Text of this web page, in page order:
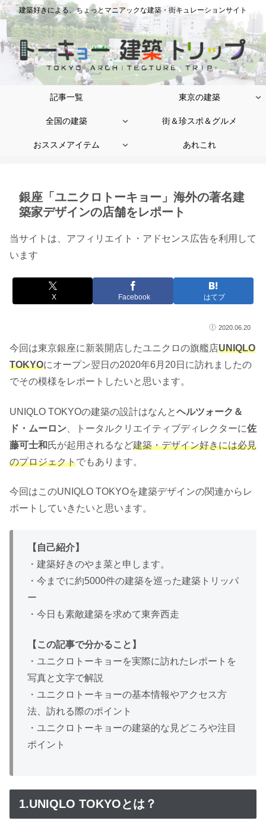
建築好きによる、ちょっとマニアックな建築・街キュレーションサイト
記事一覧 東京の建築
全国の建築 街＆珍スポ＆グルメ
おススメアイテム あれこれ
銀座「ユニクロトーキョー」海外の著名建
築家デザインの店舗をレポート
当サイトは、アフィリエイト・アドセンス広告を利用して
います
X Facebook はてブ
2020.06.20
今回は東京銀座に新装開店したユニクロの旗艦店UNIQLO
TOKYOにオープン翌日の2020年6月20日に訪れましたの
でその模様をレポートしたいと思います。
UNIQLO TOKYOの建築の設計はなんとヘルツォーク＆
ド・ムーロン 、トータルクリエイティブディレクターに佐
藤可士和 氏が起用されるなど建築・デザイン好きには必見
のプロジェクトでもあります。
今回はこのUNIQLO TOKYOを建築デザインの関連からレ
ポートしていきたいと思います。
【自己紹介】
・建築好きのやま菜と申します。
・今までに約5000件の建築を巡った建築トリッパ
ー
・今日も素敵建築を求めて東奔西走
【この記事で分かること】
・ユニクロトーキョーを実際に訪れたレポートを
写真と文字で解説
・ユニクロトーキョーの基本情報やアクセス方
法、訪れる際のポイント
・ユニクロトーキョーの建築的な見どころや注目
ポイント
1.UNIQLO TOKYOとは？